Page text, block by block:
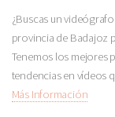
¿Buscas un
provincia de Badajoz
Tenemos los mejores
tendencias en vídeos
Más Información